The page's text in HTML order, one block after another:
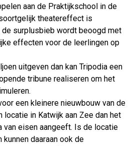
aan de Praktijkschool in de
theatereffect is
surplusbieb wordt beoogd met
effecten voor de leerlingen op
uitgeven dan kan Tripodia een
tribune realiseren om het
een kleinere nieuwbouw van de
locatie in Katwijk aan Zee dan het
van eisen aangeeft. Is de locatie
kunnen daaraan ook de